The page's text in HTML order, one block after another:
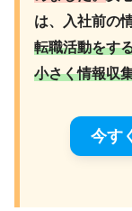
は、入社前の
転職活動をす
小さく情報収
今す